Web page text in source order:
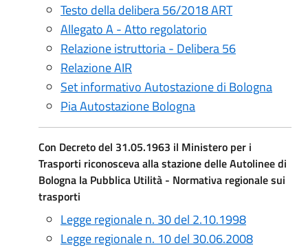
Testo della delibera 56/2018 ART
Allegato A - Atto regolatorio
Relazione istruttoria - Delibera 56
Relazione AIR
Set informativo Autostazione di Bologna
Pia Autostazione Bologna
Con Decreto del 31.05.1963 il Ministero per i
Trasporti riconosceva alla stazione delle Autolinee di
Bologna la Pubblica Utilità - Normativa regionale sui
trasporti
Legge regionale n. 30 del 2.10.1998
Legge regionale n. 10 del 30.06.2008